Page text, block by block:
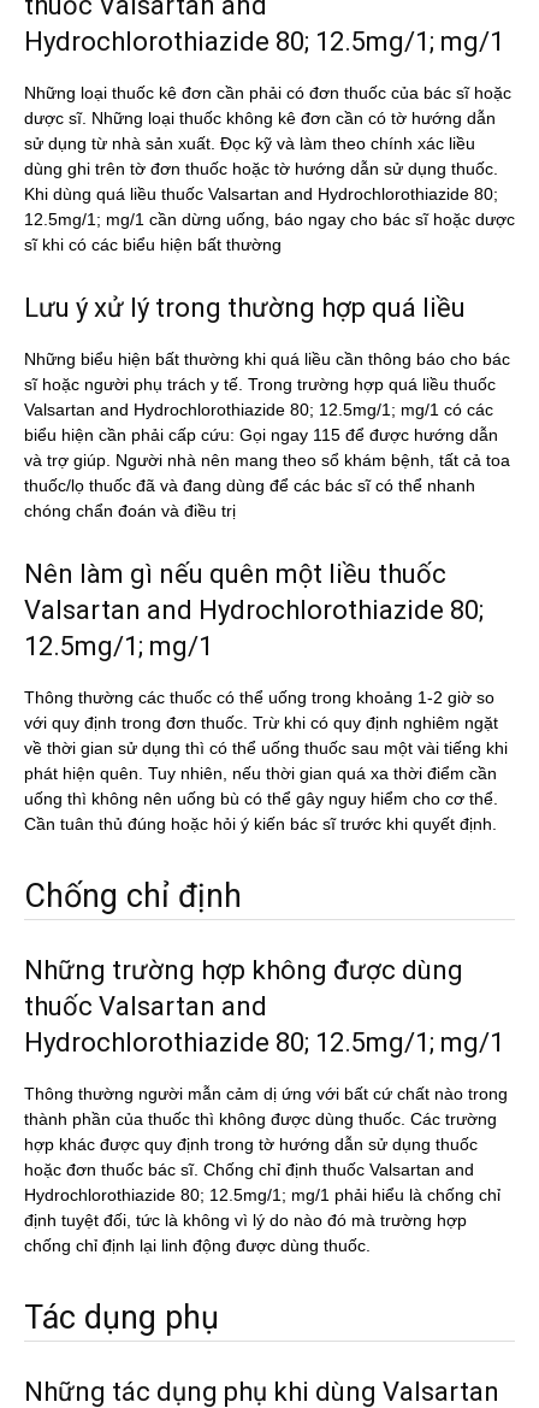
Hydrochlorothiazide 80; 12.5mg/1; mg/1
Những loại thuốc kê đơn cần phải có đơn thuốc của bác sĩ hoặc
dược sĩ. Những loại thuốc không kê đơn cần có tờ hướng dẫn
sử dụng từ nhà sản xuất. Đọc kỹ và làm theo chính xác liều
dùng ghi trên tờ đơn thuốc hoặc tờ hướng dẫn sử dụng thuốc.
Khi dùng quá liều thuốc Valsartan and Hydrochlorothiazide 80;
12.5mg/1; mg/1 cần dừng uống, báo ngay cho bác sĩ hoặc dược
sĩ khi có các biểu hiện bất thường
Lưu ý xử lý trong thường hợp quá liều
Những biểu hiện bất thường khi quá liều cần thông báo cho bác
sĩ hoặc người phụ trách y tế. Trong trường hợp quá liều thuốc
Valsartan and Hydrochlorothiazide 80; 12.5mg/1; mg/1 có các
biểu hiện cần phải cấp cứu: Gọi ngay 115 để được hướng dẫn
và trợ giúp. Người nhà nên mang theo sổ khám bệnh, tất cả toa
thuốc/lọ thuốc đã và đang dùng để các bác sĩ có thể nhanh
chóng chẩn đoán và điều trị
Nên làm gì nếu quên một liều thuốc
Valsartan and Hydrochlorothiazide 80;
12.5mg/1; mg/1
Thông thường các thuốc có thể uống trong khoảng 1-2 giờ so
với quy định trong đơn thuốc. Trừ khi có quy định nghiêm ngặt
về thời gian sử dụng thì có thể uống thuốc sau một vài tiếng khi
phát hiện quên. Tuy nhiên, nếu thời gian quá xa thời điểm cần
uống thì không nên uống bù có thể gây nguy hiểm cho cơ thể.
Cần tuân thủ đúng hoặc hỏi ý kiến bác sĩ trước khi quyết định.
Chống chỉ định
Những trường hợp không được dùng
thuốc Valsartan and
Hydrochlorothiazide 80; 12.5mg/1; mg/1
Thông thường người mẫn cảm dị ứng với bất cứ chất nào trong
thành phần của thuốc thì không được dùng thuốc. Các trường
hợp khác được quy định trong tờ hướng dẫn sử dụng thuốc
hoặc đơn thuốc bác sĩ. Chống chỉ định thuốc Valsartan and
Hydrochlorothiazide 80; 12.5mg/1; mg/1 phải hiểu là chống chỉ
định tuyệt đối, tức là không vì lý do nào đó mà trường hợp
chống chỉ định lại linh động được dùng thuốc.
Tác dụng phụ
Những tác dụng phụ khi dùng Valsartan